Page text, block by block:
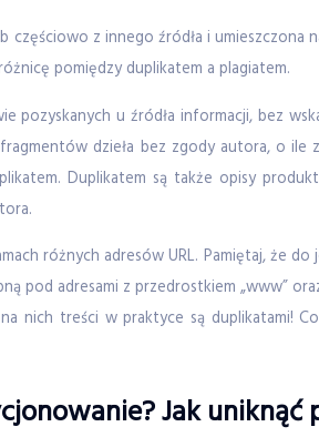
częściowo z innego źródła i umieszczona
pomiędzy duplikatem a plagiatem.
u źródła informacji, bez
dzieła bez zgody autora, o ile
Duplikatem są także opisy
różnych adresów URL. Pamiętaj, że do
pod adresami z przedrostkiem „www”
nich treści w praktyce są duplikatami!
Jak